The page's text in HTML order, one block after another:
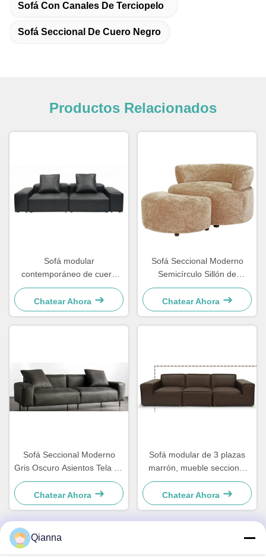
Sofá Con Canales De Terciopelo
Sofá Seccional De Cuero Negro
Productos Relacionados
Sofá modular
contemporáneo de cuero
negro con asientos
profundos para espacios de
estar
Chatear Ahora
Sofá Seccional Moderno
Semicírculo Sillón de
Chenilla y Reposapiés
Chatear Ahora
Sofá Seccional Moderno
Gris Oscuro Asientos Tela de
Microfibra
Chatear Ahora
Sofá modular de 3 plazas
marrón, mueble seccional
moderno personalizado
Chatear Ahora
Qianna